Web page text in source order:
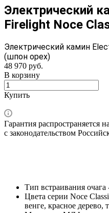
Электрический
Firelight Noce
Электрический камин
(шпон орех)
48 970 руб.
В корзину
Купить
Гарантия распространяется
с законодательством
Тип встраивания очага
Цвета серии Noce
венге, красное дерево,